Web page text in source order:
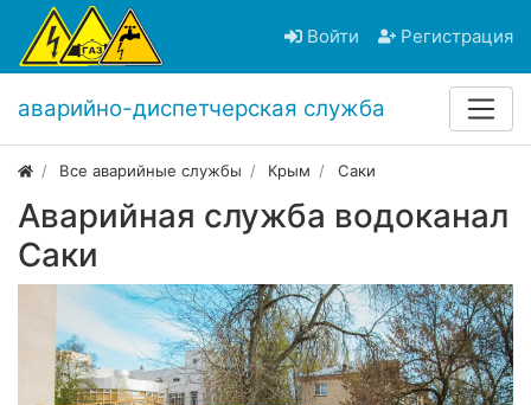
Войти Регистрация
аварийно-диспетчерская служба
Все аварийные службы Крым Саки
Аварийная служба водоканал
Саки